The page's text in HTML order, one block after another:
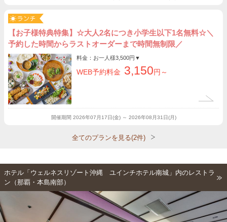
【お子様特典特集】☆大人2名につき小学生以下1名無料☆＼
予約した時間からラストオーダーまで時間無制限／
料金：お一人様3,500円 ▼
WEB予約料金 3,150円～
開催期間 2026年07月17日(金) ～ 2026年08月31日(月)
全てのプランを見る(2件)
ホテル「ウェルネスリゾート沖縄 ユインチホテル南城」内のレストラ
ン（那覇・本島南部）